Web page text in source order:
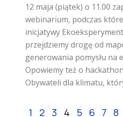
12 maja (piątek) o 11.00
webinarium, podczas
inicjatywy
przejdziemy drogę od
generowania pomysłu na
Opowiemy też o
Obywateli dla klimatu,
1 2 3 4 5 6 7 8